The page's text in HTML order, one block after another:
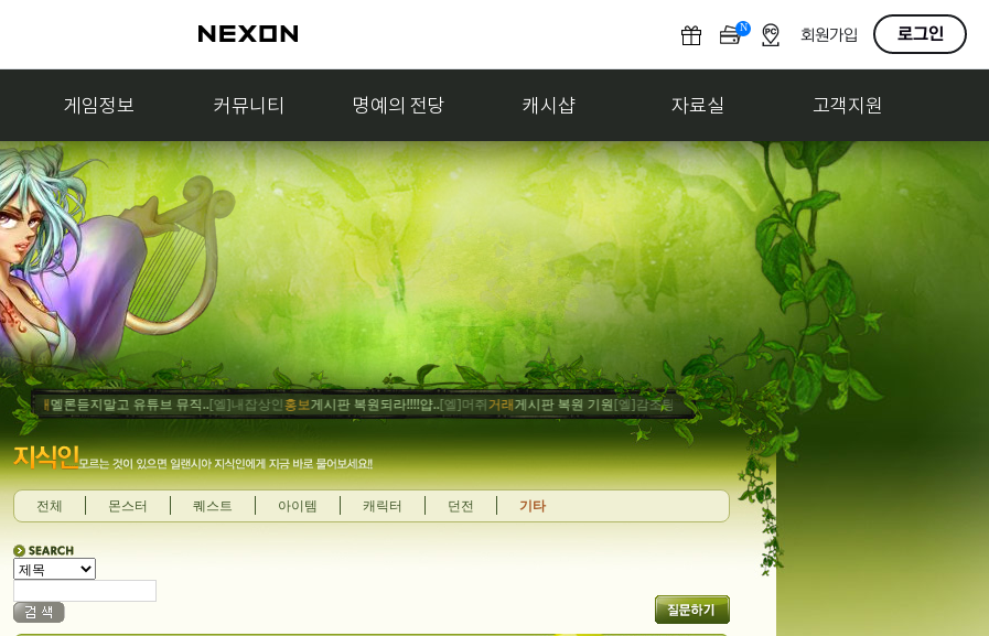
N
F
회원가입 로그인
게임정보 커뮤니티 명예의 전당 캐시샵 자료실 고객지원
거래멜론듣지말고 유튜브 뮤직..[엘]내잡상인홍보게시판 복원되라!!!!얍..[엘]머쥐거래게시판 복원 기원[엘]감조탕홍보사고팔기 게시판 만들어줘 [엘]감조탕
전체 몬스터 퀘스트 아이템 캐릭터 던전 기타